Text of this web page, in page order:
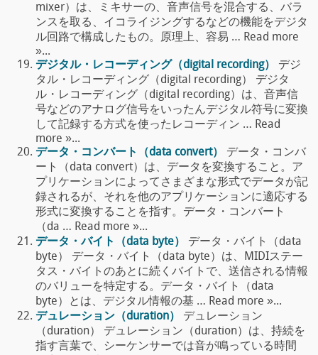
mixer）は、ミキサーの、音声信号を混合する、バラ
ンスを取る、イコライジングするなどの機能をデジタ
ル回路で構成したもの。原理上、容易 … Read more
»...
デジタル・レコーディング（digital recording）
デジ
タル・レコーディング（digital recording） デジタ
ル・レコーディング（digital recording）は、音声信
号などのアナログ信号をいったんデジタル符号に変換
して記録する方式を使ったレコーディン … Read
more »...
データ・コンバート（data convert）
データ・コンバ
ート（data convert）は、データを変換すること。ア
プリケーションによってさまざまな形式でデータが記
録されるが、それを他のアプリケーションに適応する
形式に変換することを指す。データ・コンバート
（da … Read more »...
データ・バイト（data byte）
データ・バイト（data
byte） データ・バイト（data byte）は、MIDIステー
タス・バイトのあとに続くバイトで、送信される情報
のバリューを特定する。データ・バイト（data
byte）とは、デジタル情報の基 … Read more »...
デュレーション（duration）
デュレーション
（duration） デュレーション（duration）は、持続を
指す言葉で、シーケンサーでは音が鳴っている時間